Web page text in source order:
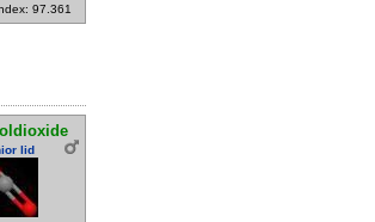
97.361
lid